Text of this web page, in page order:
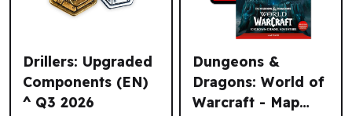
Drillers: Upgraded
Components (EN)
^ Q3 2026
Dungeons &
Dragons: World of
Warcraft - Map